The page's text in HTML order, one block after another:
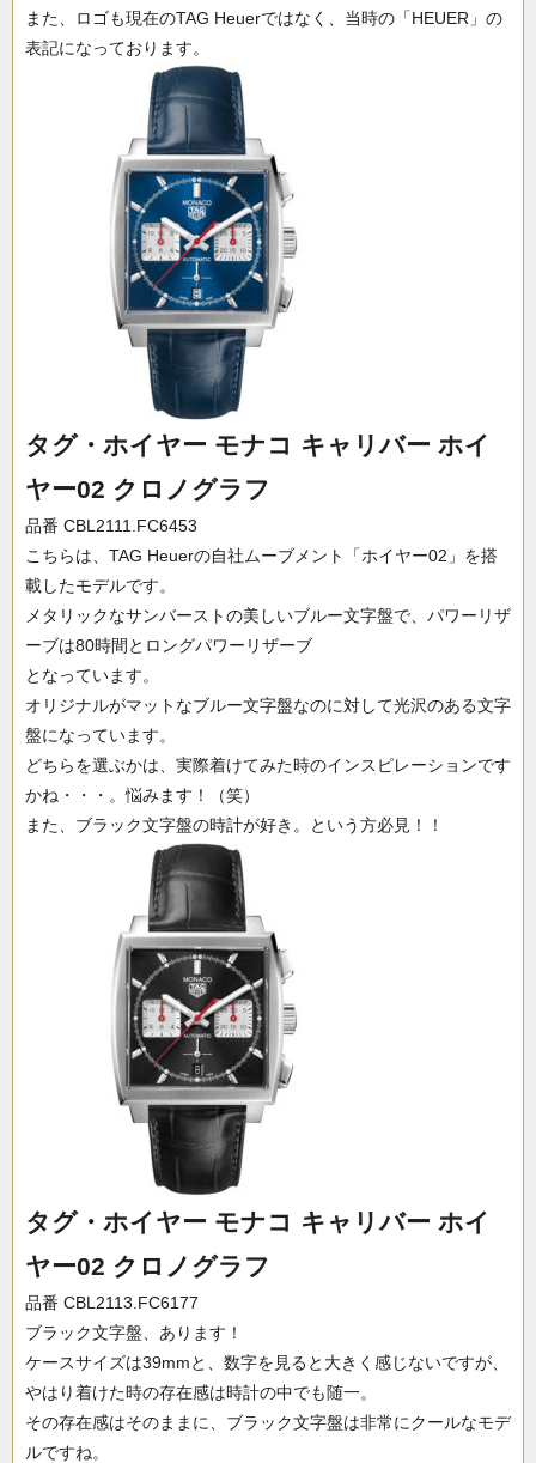
また、ロゴも現在のTAG Heuerではなく、当時の「HEUER」の
表記になっております。
タグ・ホイヤー モナコ キャリバー ホイ
ヤー02 クロノグラフ
品番 CBL2111.FC6453
こちらは、TAG Heuerの自社ムーブメント「ホイヤー02」を搭
載したモデルです。
メタリックなサンバーストの美しいブルー文字盤で、パワーリザ
ーブは80時間とロングパワーリザーブ
となっています。
オリジナルがマットなブルー文字盤なのに対して光沢のある文字
盤になっています。
どちらを選ぶかは、実際着けてみた時のインスピレーションです
かね・・・。悩みます！（笑）
また、ブラック文字盤の時計が好き。という方必見！！
タグ・ホイヤー モナコ キャリバー ホイ
ヤー02 クロノグラフ
品番 CBL2113.FC6177
ブラック文字盤、あります！
ケースサイズは39mmと、数字を見ると大きく感じないですが、
やはり着けた時の存在感は時計の中でも随一。
その存在感はそのままに、ブラック文字盤は非常にクールなモデ
ルですね。